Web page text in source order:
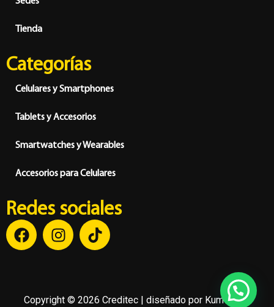
Tienda
Categorías
Celulares y Smartphones
Tablets y Accesorios
Smartwatches y Wearables
Accesorios para Celulares
Redes sociales
Copyright © 2026 Creditec | diseñado por Kumo Soft